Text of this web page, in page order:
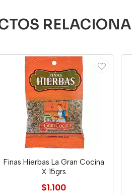
Finas Hierbas La Gran Cocina
X 15grs
$1.100